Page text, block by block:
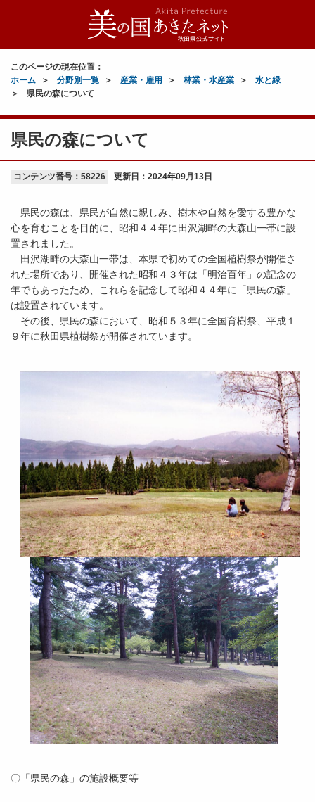
このページの現在位置：
ホーム
分野別一覧 産業・雇用 林業・水産業
水と緑
県民の森について
県民の森について
コンテンツ番号：58226 更新日： 2024年09月13日
県民の森は、県民が自然に親しみ、樹木や自然を愛する豊かな
心を育むことを目的に、昭和４４年に田沢湖畔の大森山一帯に設
置されました。
田沢湖畔の大森山一帯は、本県で初めての全国植樹祭が開催さ
れた場所であり、開催された昭和４３年は「明治百年」の記念の
年でもあったため、これらを記念して昭和４４年に「県民の森」
は設置されています。
その後、県民の森において、昭和５３年に全国育樹祭、平成１
９年に秋田県植樹祭が開催されています。
〇「県民の森」の施設概要等